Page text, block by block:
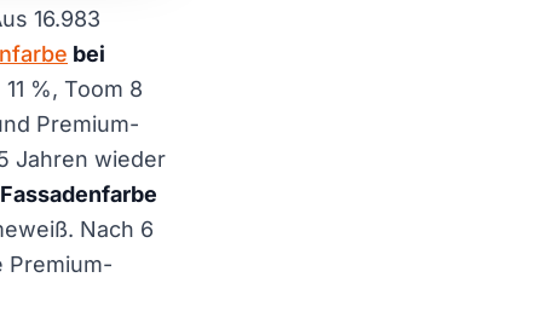
16.983
bei
%, Toom 8
Premium-
Jahren wieder
Nach 6
Premium-